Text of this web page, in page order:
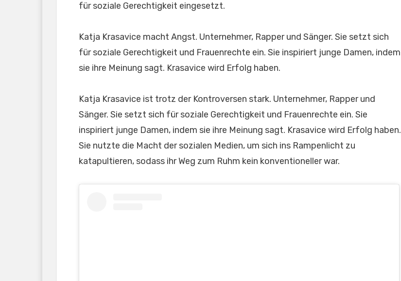
für soziale Gerechtigkeit eingesetzt.
Katja Krasavice macht Angst. Unternehmer, Rapper und Sänger. Sie setzt sich
für soziale Gerechtigkeit und Frauenrechte ein. Sie inspiriert junge Damen, indem
sie ihre Meinung sagt. Krasavice wird Erfolg haben.
Katja Krasavice ist trotz der Kontroversen stark. Unternehmer, Rapper und
Sänger. Sie setzt sich für soziale Gerechtigkeit und Frauenrechte ein. Sie
inspiriert junge Damen, indem sie ihre Meinung sagt. Krasavice wird Erfolg haben.
Sie nutzte die Macht der sozialen Medien, um sich ins Rampenlicht zu
katapultieren, sodass ihr Weg zum Ruhm kein konventioneller war.